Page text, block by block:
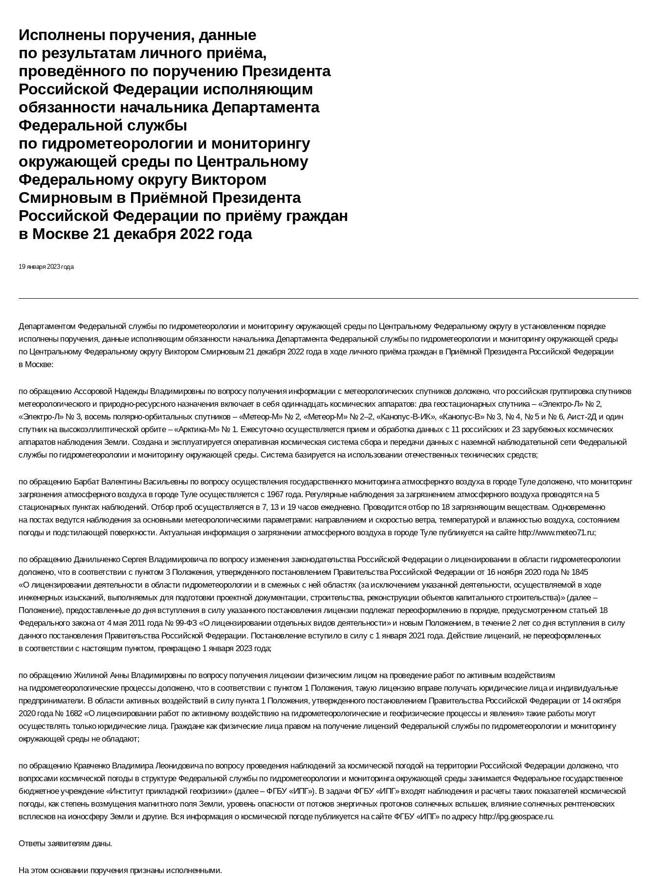
Исполнены поручения, данные
по результатам личного приёма,
проведённого по поручению Президента
Российской Федерации исполняющим
обязанности начальника Департамента
Федеральной службы
по гидрометеорологии и мониторингу
окружающей среды по Центральному
Федеральному округу Виктором
Смирновым в Приёмной Президента
Российской Федерации по приёму граждан
в Москве 21 декабря 2022 года
19 января 2023 года
Департаментом Федеральной службы по гидрометеорологии и мониторингу окружающей среды по Центральному Федеральному округу в установленном порядке
исполнены поручения, данные исполняющим обязанности начальника Департамента Федеральной службы по гидрометеорологии и мониторингу окружающей среды
по Центральному Федеральному округу Виктором Смирновым 21 декабря 2022 года в ходе личного приёма граждан в Приёмной Президента Российской Федерации
в Москве:
по обращению Ассоровой Надежды Владимировны по вопросу получения информации с метеорологических спутников доложено, что российская группировка спутников
метеорологического и природно-ресурсного назначения включает в себя одиннадцать космических аппаратов: два геостационарных спутника – «Электро-Л» № 2,
«Электро-Л» № 3, восемь полярно-орбитальных спутников – «Метеор-М» № 2, «Метеор-М» № 2–2, «Канопус-В‑ИК», «Канопус-В» № 3, № 4, № 5 и № 6, Аист-2Д и один
спутник на высокоэллиптической орбите – «Арктика-М» № 1. Ежесуточно осуществляется прием и обработка данных с 11 российских и 23 зарубежных космических
аппаратов наблюдения Земли. Создана и эксплуатируется оперативная космическая система сбора и передачи данных с наземной наблюдательной сети Федеральной
службы по гидрометеорологии и мониторингу окружающей среды. Система базируется на использовании отечественных технических средств;
по обращению Барбат Валентины Васильевны по вопросу осуществления государственного мониторинга атмосферного воздуха в городе Туле доложено, что мониторинг
загрязнения атмосферного воздуха в городе Туле осуществляется с 1967 года. Регулярные наблюдения за загрязнением атмосферного воздуха проводятся на 5
стационарных пунктах наблюдений. Отбор проб осуществляется в 7, 13 и 19 часов ежедневно. Проводится отбор по 18 загрязняющим веществам. Одновременно
на постах ведутся наблюдения за основными метеорологическими параметрами: направлением и скоростью ветра, температурой и влажностью воздуха, состоянием
погоды и подстилающей поверхности. Актуальная информация о загрязнении атмосферного воздуха в городе Туле публикуется на сайте http://www.meteo71.ru;
по обращению Данильченко Сергея Владимировича по вопросу изменения законодательства Российской Федерации о лицензировании в области гидрометеорологии
доложено, что в соответствии с пунктом 3 Положения, утвержденного постановлением Правительства Российской Федерации от 16 ноября 2020 года № 1845
«О лицензировании деятельности в области гидрометеорологии и в смежных с ней областях (за исключением указанной деятельности, осуществляемой в ходе
инженерных изысканий, выполняемых для подготовки проектной документации, строительства, реконструкции объектов капитального строительства)» (далее –
Положение), предоставленные до дня вступления в силу указанного постановления лицензии подлежат переоформлению в порядке, предусмотренном статьей 18
Федерального закона от 4 мая 2011 года № 99-ФЗ «О лицензировании отдельных видов деятельности» и новым Положением, в течение 2 лет со дня вступления в силу
данного постановления Правительства Российской Федерации. Постановление вступило в силу с 1 января 2021 года. Действие лицензий, не переоформленных
в соответствии с настоящим пунктом, прекращено 1 января 2023 года;
по обращению Жилиной Анны Владимировны по вопросу получения лицензии физическим лицом на проведение работ по активным воздействиям
на гидрометеорологические процессы доложено, что в соответствии с пунктом 1 Положения, такую лицензию вправе получать юридические лица и индивидуальные
предприниматели. В области активных воздействий в силу пункта 1 Положения, утвержденного постановлением Правительства Российской Федерации от 14 октября
2020 года № 1682 «О лицензировании работ по активному воздействию на гидрометеорологические и геофизические процессы и явления» такие работы могут
осуществлять только юридические лица. Граждане как физические лица правом на получение лицензий Федеральной службы по гидрометеорологии и мониторингу
окружающей среды не обладают;
по обращению Кравченко Владимира Леонидовича по вопросу проведения наблюдений за космической погодой на территории Российской Федерации доложено, что
вопросами космической погоды в структуре Федеральной службы по гидрометеорологии и мониторинга окружающей среды занимается Федеральное государственное
бюджетное учреждение «Институт прикладной геофизики» (далее – ФГБУ «ИПГ»). В задачи ФГБУ «ИПГ» входят наблюдения и расчеты таких показателей космической
погоды, как степень возмущения магнитного поля Земли, уровень опасности от потоков энергичных протонов солнечных вспышек, влияние солнечных рентгеновских
всплесков на ионосферу Земли и другие. Вся информация о космической погоде публикуется на сайте ФГБУ «ИПГ» по адресу http://ipg.geospace.ru.
Ответы заявителям даны.
На этом основании поручения признаны исполненными.